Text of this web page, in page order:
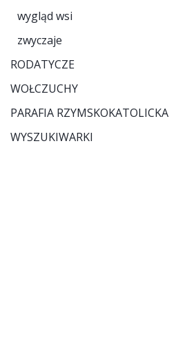
wygląd wsi
zwyczaje
RODATYCZE
WOŁCZUCHY
PARAFIA RZYMSKOKATOLICKA
WYSZUKIWARKI